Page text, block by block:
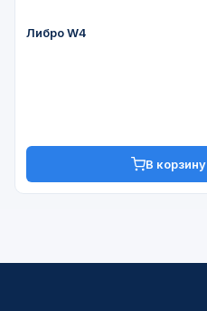
Либро W4
В корзину